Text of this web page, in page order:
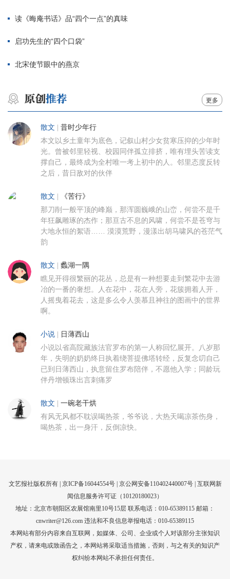
读《晦庵书话》品“四个一点”的真味
启功先生的“四个口袋”
北宋使节眼中的燕京
更多
散文 昔时少年行
本文以乡土童年为底色，记叙山村少女贫寒压抑的少年时
光。曾被邻里轻视、校园同伴孤立排挤，唯有埋头苦读支
撑自己，最终成为全村唯一考上初中的人。邻里态度反转
之后，昔日敌对的伙伴
散文 《苦行》
那刀削一般平顶的峰巅，那浑圆巍峨的山峦，何尝不是千
年狂飙雕琢的杰作；那亘古不息的风啸，何尝不是苍穹与
大地永恒的絮语…… 漠漠荒野，漫漾出胡马啸风的苍茫气
韵
散文 蠡湖一隅
瞧见开得很繁丽的花丛，总是有一种想要走到繁花中去游
冶的一番的奢想。人在花中，花在人旁，花簇拥着人开，
人摇曳着花去，这是多么令人羡慕且神往的图画中的世界
啊。
小说 日薄西山
小说以省高院藏族法官罗布的第一人称回忆展开。八岁那
年，失明的奶奶终日执着绕菩提佛塔转经，反复念叨自己
已到日薄西山，执意留住罗布陪伴，不愿他入学；同龄玩
伴丹增顿珠出言刺痛罗
散文 一碗老干烘
有风无风都不耽误喝热茶，爷爷说，大热天喝凉茶伤身，
喝热茶，出一身汗，反倒凉快。
文艺报社版权所有 | 京ICP备16044554号| 京公网安备110402440007号 | 互联网新
闻信息服务许可证（10120180023）
地址：北京市朝阳区农展馆南里10号15层 联系电话：010-65389115 邮箱：
cnwriter@126.com 违法和不良信息举报电话：010-65389115
本网站有部分内容来自互联网，如媒体、公司、企业或个人对该部分主张知识
产权，请来电或致函告之，本网站将采取适当措施，否则，与之有关的知识产
权纠纷本网站不承担任何责任。